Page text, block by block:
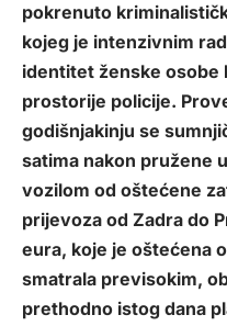
pokrenuto
kojeg je intenzivnim
identitet ženske osobe
prostorije policije.
godišnjakinju se
satima nakon pružene
vozilom od oštećene
prijevoza od Zadra do
eura, koje je oštećena
smatrala previsokim,
prethodno istog dana